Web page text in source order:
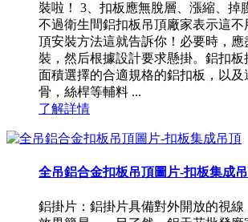
裝啦！ 3、扣板應無脫層、漲縮、掉
不過衛生間鋁扣板吊頂廠家表示這不
頂安裝方法這就告訴你！必要時，應
裝，然后根據設計要求懸掛。鋁扣
面積選擇的合適規格的鋁扣板，以及
骨，絲桿等輔料 ...
了解詳情
全吊鋁合金扣板吊頂圖片-扣板集成
鋁掛片：鋁掛片具備對外開放的視